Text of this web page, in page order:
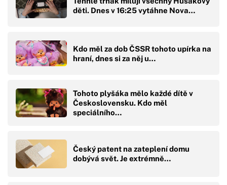
děti. Dnes v 16:25 vytáhne Nova…
Kdo měl za dob ČSSR tohoto upírka na
hraní, dnes si za něj u…
Tohoto plyšáka mělo každé dítě v
Československu. Kdo měl
speciálního…
Český patent na zateplení domu
dobývá svět. Je extrémně…